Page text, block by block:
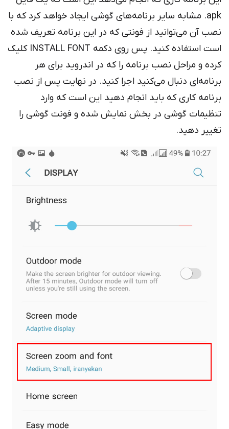
apk. مشابه سایر برنامه‌های گوشی ایجاد خواهد کرد که با
آن می‌توانید از فونتی که در این برنامه تعریف شده
است استفاده کنید. پس روی دکمه INSTALL FONT کلیک
و مراحل نصب برنامه را که در اندروید برای هر
دنبال می‌کنید اجرا کنید. در نهایت پس از نصب
کاری که باید انجام دهید این است که وارد
گوشی در بخش نمایش شده و فونت گوشی را
دهید.